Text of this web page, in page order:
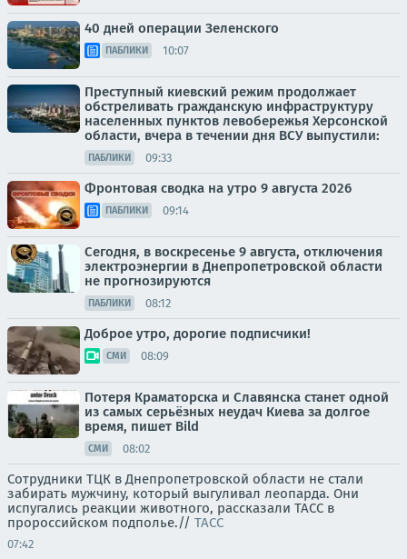
40 дней операции Зеленского
ПАБЛИКИ 10:07
Преступный киевский режим продолжает
обстреливать гражданскую инфраструктуру
населенных пунктов левобережья Херсонской
области, вчера в течении дня ВСУ выпустили:
ПАБЛИКИ 09:33
Фронтовая сводка на утро 9 августа 2026
ПАБЛИКИ 09:14
Сегодня, в воскресенье 9 августа, отключения
электроэнергии в Днепропетровской области
не прогнозируются
ПАБЛИКИ 08:12
Доброе утро, дорогие подписчики!
СМИ 08:09
Потеря Краматорска и Славянска станет одной
из самых серьёзных неудач Киева за долгое
время, пишет Bild
СМИ 08:02
Сотрудники ТЦК в Днепропетровской области не стали
забирать мужчину, который выгуливал леопарда. Они
испугались реакции животного, рассказали ТАСС в
пророссийском подполье.// ТАСС
07:42